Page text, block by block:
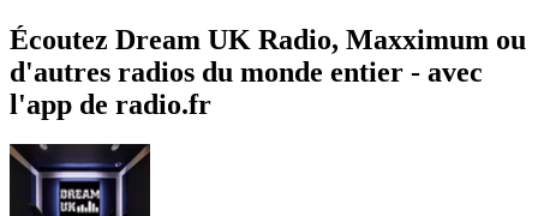
Écoutez Dream UK Radio, Maxximum ou
d'autres radios du monde entier - avec
l'app de radio.fr